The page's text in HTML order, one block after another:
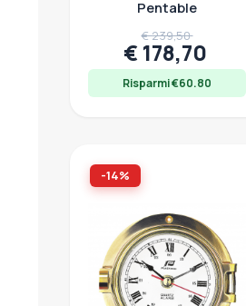
12,00 € - 909,00 €
Pentable
€ 239,50
€ 178,70
Risparmi €60.80
-14%